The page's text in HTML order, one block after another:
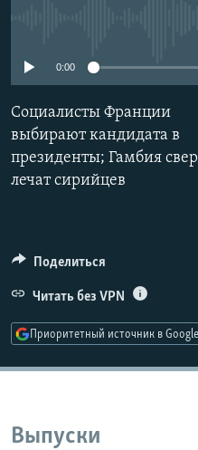
0:00
Социалисты Франции
выбирают кандидата в
президенты; Гамбия
лечат сирийцев
Поделиться
Читать без VPN
Приоритетный источник в Google
Выпуски